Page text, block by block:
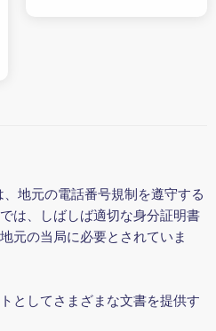
地元の電話番号規制を遵守する
は、しばしば適切な身分証明書
元の当局に必要とされていま
としてさまざまな文書を提供す